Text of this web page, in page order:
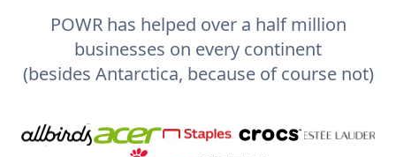
POWR has helped over a half million
businesses on every continent
(besides Antarctica, because of course not)